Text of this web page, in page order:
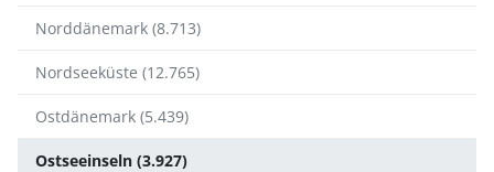
Norddänemark (8.713)
Nordseeküste (12.765)
Ostdänemark (5.439)
Ostseeinseln (3.927)